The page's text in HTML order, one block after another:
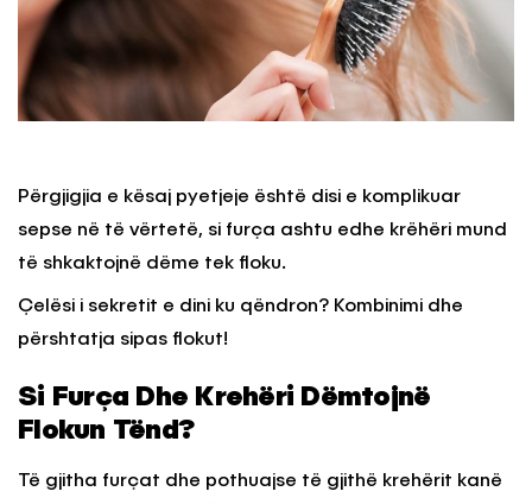
Përgjigjia e kësaj pyetjeje është disi e komplikuar
sepse në të vërtetë, si furça ashtu edhe krëhëri mund
të shkaktojnë dëme tek floku.
Çelësi i sekretit e dini ku qëndron? Kombinimi dhe
përshtatja sipas flokut!
Si Furça Dhe Krehëri Dëmtojnë
Flokun Tënd?
Të gjitha furçat dhe pothuajse të gjithë krehërit kanë